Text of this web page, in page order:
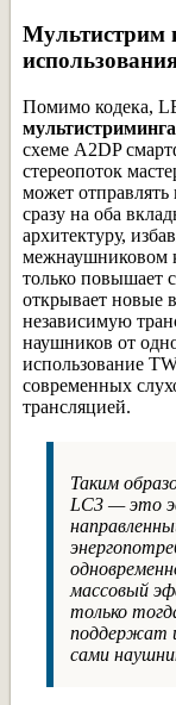
Мультистрим
Помимо кодека,
мультистриминга
схеме A2DP
стереопоток
может
сразу на оба
архитектуру,
межнаушниковом
только повышает
открывает новые
независимую
наушников от
использование
современных
трансляцией.
Таким
LC3 — это
массовый
только
поддержат
сами